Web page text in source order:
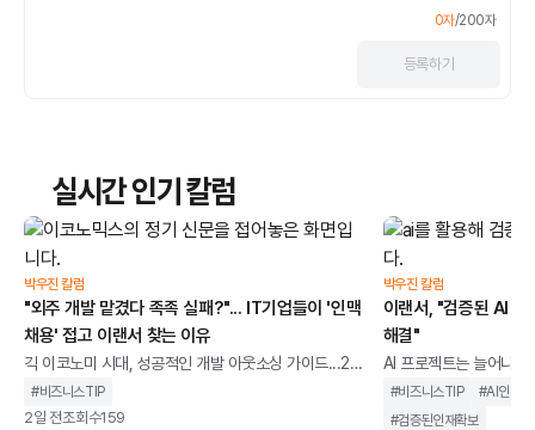
0자/200자
등록하기
실시간 인기 칼럼
박우진 칼럼
"외주 개발 맡겼다 족족 실패?"... IT기업들이 '인맥
채용' 접고 이랜서 찾는 이유
긱 이코노미 시대, 성공적인 개발 아웃소싱 가이드...27
년 노하우 '이랜서' 주목영국의 경제 주간지 이코노미스
트(The Economist)는 "10년 후 세계 인구의 절반이
#비즈니스TIP
2일 전조회수159
박우진 칼럼
이랜서, "검증된 AI 전
해결"
AI 프로젝트는 늘어나
증된 AI 전문 인력 매칭
AI 에이전트 기술이 산
#비즈니스TIP #AI인재매
#검증된인재확보